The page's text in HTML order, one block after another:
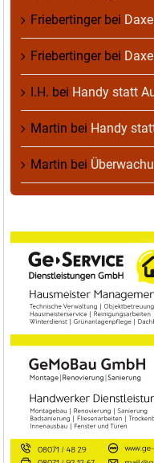
Friebertingerbei
Friebertingerbei
I.H. bei Handy statt
Martin bei Handy
Martin bei